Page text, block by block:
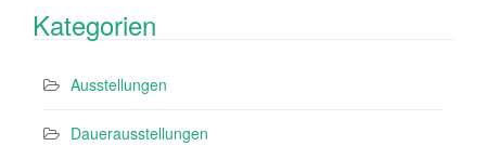
Kategorien
Ausstellungen
Dauerausstellungen